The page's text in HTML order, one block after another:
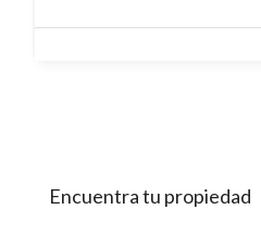
Encuentra tu propiedad